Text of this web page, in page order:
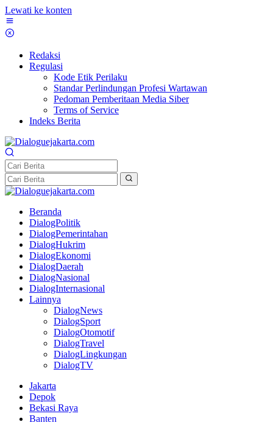
Lewati ke konten
Redaksi
Regulasi
Kode Etik Perilaku
Standar Perlindungan Profesi Wartawan
Pedoman Pemberitaan Media Siber
Terms of Service
Indeks Berita
Beranda
DialogPolitik
DialogPemerintahan
DialogHukrim
DialogEkonomi
DialogDaerah
DialogNasional
DialogInternasional
Lainnya
DialogNews
DialogSport
DialogOtomotif
DialogTravel
DialogLingkungan
DialogTV
Jakarta
Depok
Bekasi Raya
Banten